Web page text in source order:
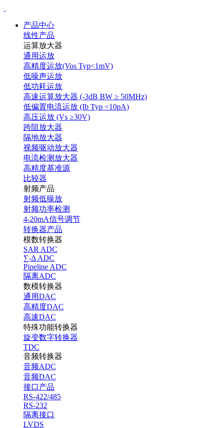
产品中心
线性产品
运算放大器
通用运放
高精度运放(Vos Typ<1mV)
低噪声运放
低功耗运放
高速运算放大器 (-3dB BW ≥ 50MHz)
低偏置电流运放 (Ib Typ <10pA)
高压运放 (Vs ≥30V)
跨阻放大器
隔地放大器
视频驱动放大器
电流检测放大器
高精度基准源
比较器
射频产品
射频低噪放
射频功率检测
4-20mA信号调节
转换器产品
模数转换器
SAR ADC
∑-Δ ADC
Pipeline ADC
隔离ADC
数模转换器
通用DAC
高精度DAC
高速DAC
特殊功能转换器
旋变数字转换器
TDC
音频转换器
音频ADC
音频DAC
接口产品
RS-422/485
RS-232
隔离接口
LVDS